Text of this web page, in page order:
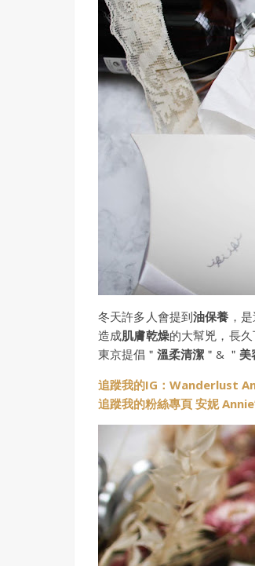
冬天許多人會提到油保養 ，
造成肌膚乾燥的大幫兇，長
東京提倡＂ 溫柔清潔 ＂& ＂ 美
追蹤我的IG：Wanderlust
追蹤我的粉絲專頁 安妮